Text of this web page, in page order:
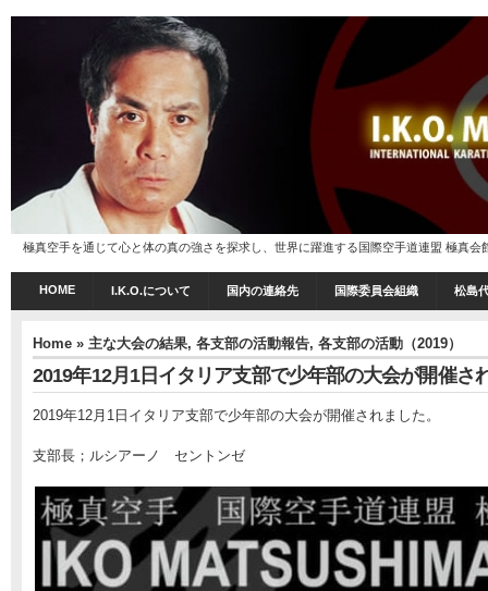
極真空手を通じて心と体の真の強さを探求し、世界に躍進する国際空手道連盟 極真
HOME I.K.O.について 国内の連絡先 国際委員会組織 松島
Home » 主な大会の結果, 各支部の活動報告, 各支部の活動（2019）
2019年12月1日イタリア支部で少年部の大会が開催さ
2019年12月1日イタリア支部で少年部の大会が開催されました。
支部長；ルシアーノ セントンゼ